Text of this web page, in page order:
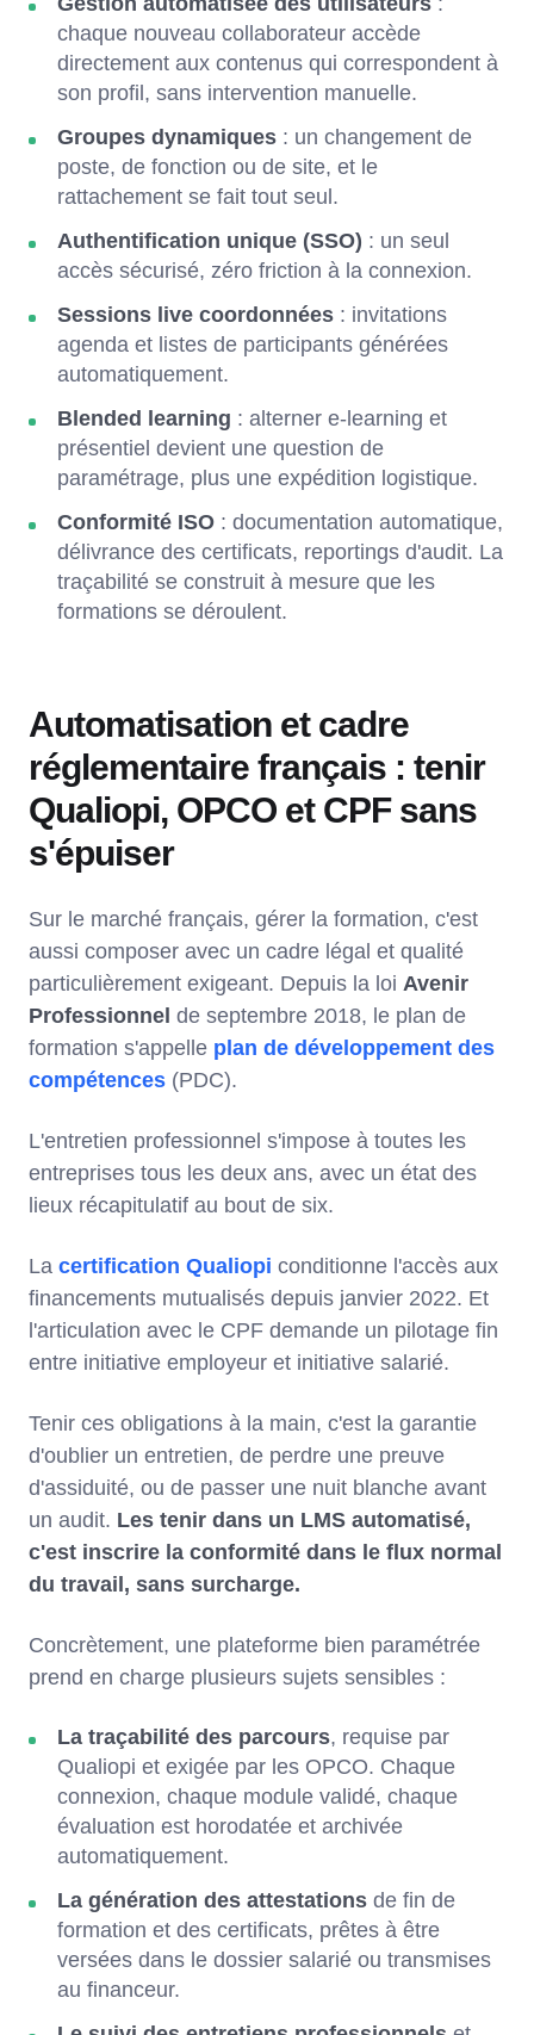
chaque nouveau collaborateur accède
directement aux contenus qui correspondent à
son profil, sans intervention manuelle.
Groupes dynamiques : un changement de
poste, de fonction ou de site, et le
rattachement se fait tout seul.
Authentification unique (SSO) : un seul
accès sécurisé, zéro friction à la connexion.
Sessions live coordonnées : invitations
agenda et listes de participants générées
automatiquement.
Blended learning : alterner e-learning et
présentiel devient une question de
paramétrage, plus une expédition logistique.
Conformité ISO : documentation automatique,
délivrance des certificats, reportings d'audit. La
traçabilité se construit à mesure que les
formations se déroulent.
Automatisation et cadre
réglementaire français : tenir
Qualiopi, OPCO et CPF sans
s'épuiser
Sur le marché français, gérer la formation, c'est
aussi composer avec un cadre légal et qualité
particulièrement exigeant. Depuis la loi Avenir
Professionnel de septembre 2018, le plan de
formation s'appelle plan de développement des
compétences (PDC).
L'entretien professionnel s'impose à toutes les
entreprises tous les deux ans, avec un état des
lieux récapitulatif au bout de six.
La certification Qualiopi conditionne l'accès aux
financements mutualisés depuis janvier 2022. Et
l'articulation avec le CPF demande un pilotage fin
entre initiative employeur et initiative salarié.
Tenir ces obligations à la main, c'est la garantie
d'oublier un entretien, de perdre une preuve
d'assiduité, ou de passer une nuit blanche avant
un audit. Les tenir dans un LMS automatisé,
c'est inscrire la conformité dans le flux normal
du travail, sans surcharge.
Concrètement, une plateforme bien paramétrée
prend en charge plusieurs sujets sensibles :
La traçabilité des parcours, requise par
Qualiopi et exigée par les OPCO. Chaque
connexion, chaque module validé, chaque
évaluation est horodatée et archivée
automatiquement.
La génération des attestations de fin de
formation et des certificats, prêtes à être
versées dans le dossier salarié ou transmises
au financeur.